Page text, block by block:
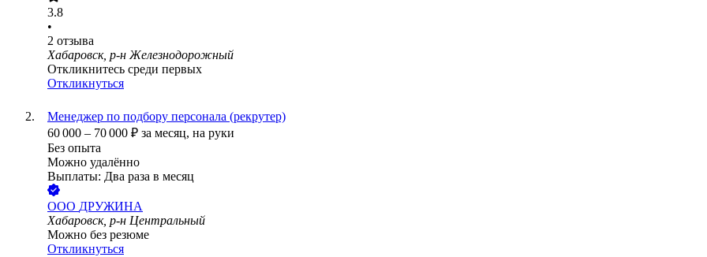
3.8
•
2 отзыва
Хабаровск, р-н Железнодорожный
Откликнитесь среди первых
Откликнуться
Менеджер по подбору персонала (рекрутер)
60 000 – 70 000 ₽ за месяц, на руки
Без опыта
Можно удалённо
Выплаты: Два раза в месяц
ООО ДРУЖИНА
Хабаровск, р-н Центральный
Можно без резюме
Откликнуться